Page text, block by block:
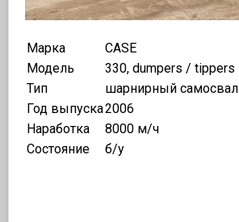
Марка
CASE
Модель
330, dumpers / tippers
Тип
шарнирный самосвал
Год выпуска2006
Наработка
8000 м/ч
Состояние
б/у